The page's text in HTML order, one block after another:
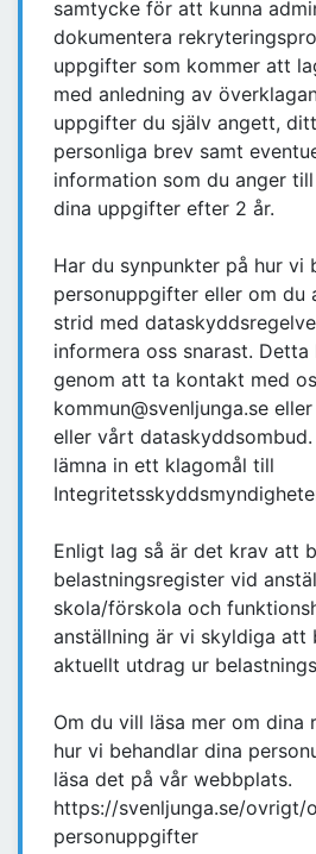
samtycke för att kunna
dokumentera
uppgifter som kommer att
med anledning av
uppgifter du själv angett,
personliga brev samt
information som du anger
dina uppgifter efter 2 år.
Har du synpunkter på hur vi
personuppgifter eller om du
strid med
informera oss snarast. Detta
genom att ta kontakt med
kommun@svenljunga.se
eller vårt
lämna in ett klagomål till
Enligt lag så är det krav att
belastningsregister vid
skola/förskola och
anställning är vi skyldiga att
aktuellt utdrag ur
Om du vill läsa mer om dina
hur vi behandlar dina
läsa det på vår webbplats.
https://svenljunga.se/ovrigt/
personuppgifter